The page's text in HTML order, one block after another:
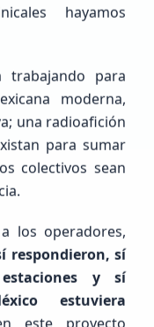
hayamos
trabajando para
moderna,
una radioafición
para sumar
colectivos sean
los operadores,
respondieron, sí
y sí
estuviera
este proyecto